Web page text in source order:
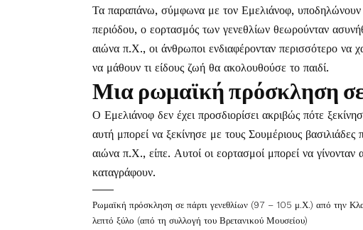
Τα παραπάνω, σύμφωνα με τον Εμελιάνοφ, υποδηλώνουν
περιόδου, ο εορτασμός των γενεθλίων θεωρούνταν
αιώνα π.Χ., οι άνθρωποι ενδιαφέρονταν περισσότερο να
να μάθουν τι είδους ζωή θα ακολουθούσε το παιδί.
Μια ρωμαϊκή πρόσκληση
Ο Εμελιάνοφ δεν έχει προσδιορίσει ακριβώς πότε
αυτή μπορεί να ξεκίνησε με τους Σουμέριους
αιώνα π.Χ., είπε. Αυτοί οι εορτασμοί μπορεί να
καταγράφουν.
Ρωμαϊκή πρόσκληση σε πάρτι γενεθλίων (97 – 105 μ.Χ.) από την
λεπτό ξύλο (από τη συλλογή του Βρετανικού Μουσείου)